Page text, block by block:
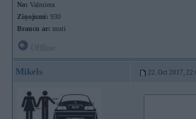
No: Valmiera
Ziņojumi: 930
Braucu ar: muti
Mikels 22. Oct 2017,